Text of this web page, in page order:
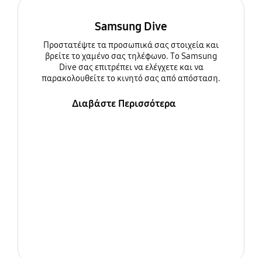
Samsung Dive
Προστατέψτε τα προσωπικά σας στοιχεία και
βρείτε το χαμένο σας τηλέφωνο. Το Samsung
Dive σας επιτρέπει να ελέγχετε και να
παρακολουθείτε το κινητό σας από απόσταση.
Διαβάστε Περισσότερα